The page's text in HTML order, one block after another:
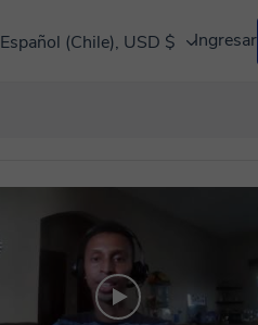
Español (Chile), USD $ Ingresar